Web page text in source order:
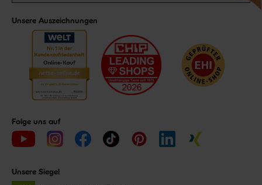
Unsere Auszeichnungen
Folge uns auf
Unsere Siegel